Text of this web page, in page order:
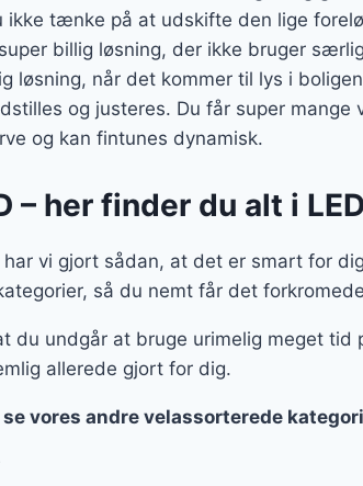
ikke tænke på at udskifte den lige
billig løsning, der ikke bruger
løsning, når det kommer til lys i
og justeres. Du får super
og kan fintunes dynamisk.
– her finder du alt i
har vi gjort sådan, at det er smart for
så du nemt får det
du undgår at bruge urimelig meget
allerede gjort for dig.
vores andre velassorterede